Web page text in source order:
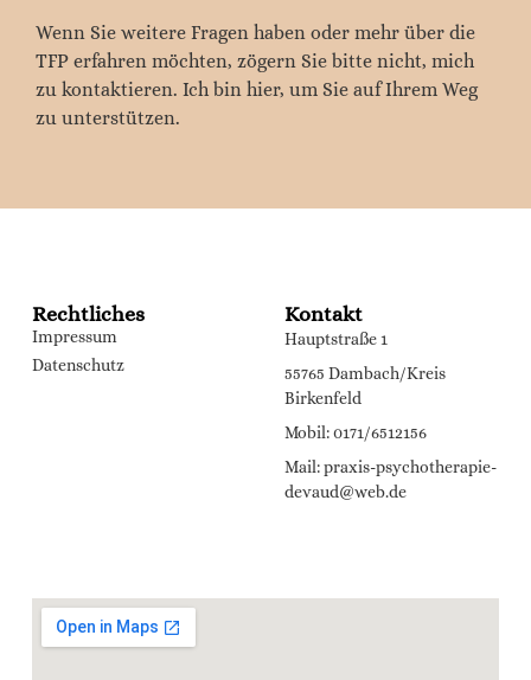
Wenn Sie weitere Fragen haben oder mehr über die
TFP erfahren möchten, zögern Sie bitte nicht, mich
zu kontaktieren. Ich bin hier, um Sie auf Ihrem Weg
zu unterstützen.
Rechtliches
Impressum
Datenschutz
Kontakt
Hauptstraße 1
55765 Dambach/Kreis
Birkenfeld
Mobil: 0171/6512156
Mail: praxis-psychotherapie-
devaud@web.de